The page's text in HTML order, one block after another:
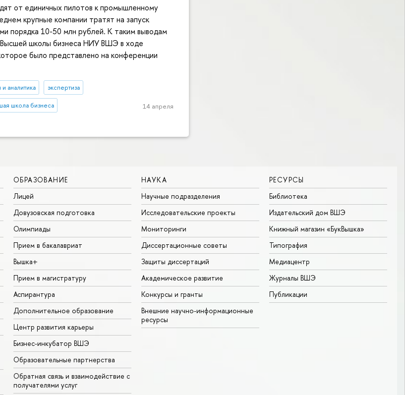
от единичных пилотов к промышленному
крупные компании тратят на запуск
порядка 10-50 млн рублей. К таким выводам
Высшей школы бизнеса НИУ ВШЭ в ходе
было представлено на конференции
аналитика экспертиза
школа бизнеса 14 апреля
ОБРАЗОВАНИЕ
Лицей
Довузовская подготовка
Олимпиады
Прием в бакалавриат
Вышка+
Прием в магистратуру
Аспирантура
Дополнительное образование
Центр развития карьеры
Бизнес-инкубатор ВШЭ
Образовательные партнерства
Обратная связь и взаимодействие с
получателями услуг
НАУКА
Научные подразделения
Исследовательские проекты
Мониторинги
Диссертационные советы
Защиты диссертаций
Академическое развитие
Конкурсы и гранты
Внешние научно-информационные
ресурсы
РЕСУРСЫ
Библиотека
Издательский дом ВШЭ
Книжный магазин «БукВышка»
Типография
Медиацентр
Журналы ВШЭ
Публикации